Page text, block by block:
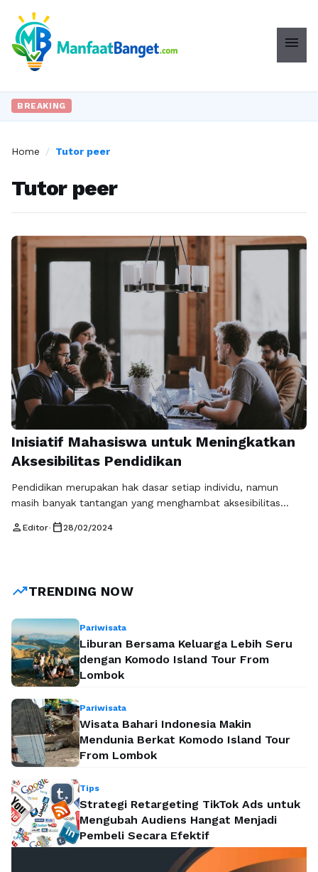
menu
BREAKING
Home / Tutor peer
Tutor peer
Inisiatif Mahasiswa untuk Meningkatkan
Aksesibilitas Pendidikan
Pendidikan merupakan hak dasar setiap individu, namun
masih banyak tantangan yang menghambat aksesibilitas
permasalahan ini, mahasiswa menjadi ujung tombak dalam
menciptakan lingkungan yang mendukung rekan-rekan
Selengkapnya
person Editor• calendar_today 28/02/2024
trending_upTRENDING NOW
Pariwisata
Liburan Bersama Keluarga Lebih Seru
dengan Komodo Island Tour From
Lombok
Pariwisata
Wisata Bahari Indonesia Makin
Mendunia Berkat Komodo Island Tour
From Lombok
Tips
Strategi Retargeting TikTok Ads untuk
Mengubah Audiens Hangat Menjadi
Pembeli Secara Efektif